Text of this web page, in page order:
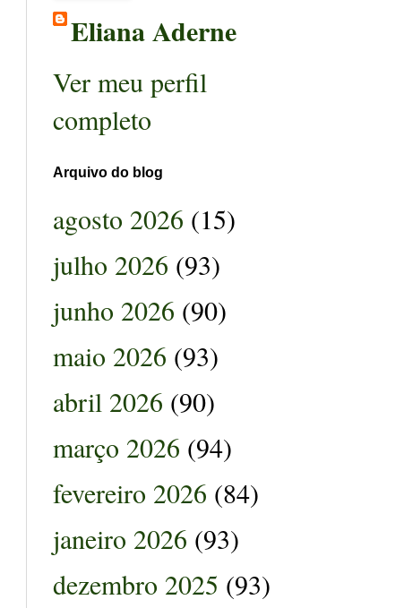
Eliana Aderne
Ver meu perfil
completo
Arquivo do blog
agosto 2026 (15)
julho 2026 (93)
junho 2026 (90)
maio 2026 (93)
abril 2026 (90)
março 2026 (94)
fevereiro 2026 (84)
janeiro 2026 (93)
dezembro 2025 (93)